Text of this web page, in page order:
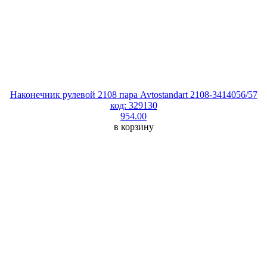
Наконечник рулевой 2108 пара Avtostandart 2108-3414056/57
код: 329130
954.00
в корзину